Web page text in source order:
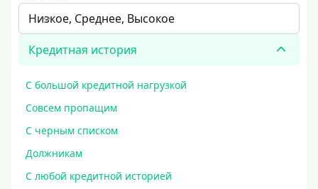
Низкое, Среднее, Высокое
Кредитная история
С большой кредитной нагрузкой
Совсем пропащим
С черным списком
Должникам
С любой кредитной историей